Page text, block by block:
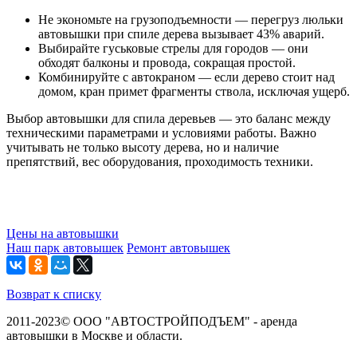
Не экономьте на грузоподъемности — перегруз люльки
автовышки при спиле дерева вызывает 43% аварий.
Выбирайте гуськовые стрелы для городов — они
обходят балконы и провода, сокращая простой.
Комбинируйте с автокраном — если дерево стоит над
домом, кран примет фрагменты ствола, исключая ущерб.
Выбор автовышки для спила деревьев — это баланс между
техническими параметрами и условиями работы. Важно
учитывать не только высоту дерева, но и наличие
препятствий, вес оборудования, проходимость техники.
Цены на автовышки
Наш парк автовышек Ремонт автовышек
Возврат к списку
2011-2023© ООО "АВТОСТРОЙПОДЪЕМ" - аренда
автовышки в Москве и области.